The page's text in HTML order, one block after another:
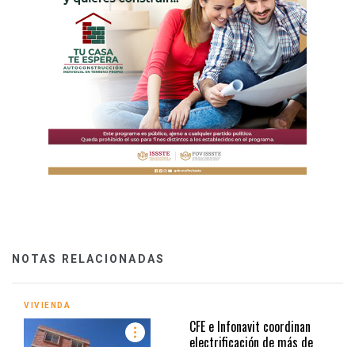
NOTAS RELACIONADAS
VIVIENDA
CFE e Infonavit coordinan
electrificación de más de